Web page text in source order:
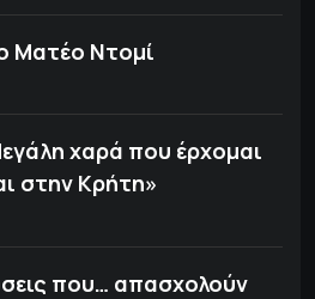
Ματέο Ντομί
χαρά που έρχομαι
στην Κρήτη»
που… απασχολούν